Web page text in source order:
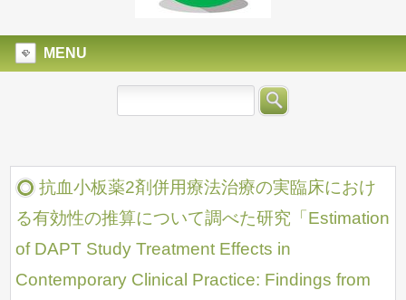
MENU
抗血小板薬2剤併用療法治療の実臨床におけ
る有効性の推算について調べた研究「Estimation
of DAPT Study Treatment Effects in
Contemporary Clinical Practice: Findings from